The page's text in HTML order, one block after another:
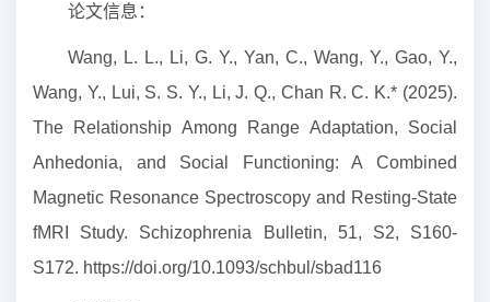
论文信息：
Wang, L. L., Li, G. Y., Yan, C., Wang, Y., Gao, Y.,
Wang, Y., Lui, S. S. Y., Li, J. Q., Chan R. C. K.* (2025).
The Relationship Among Range Adaptation, Social
Anhedonia, and Social Functioning: A Combined
Magnetic Resonance Spectroscopy and Resting-State
fMRI Study. Schizophrenia Bulletin, 51, S2, S160-
S172. https://doi.org/10.1093/schbul/sbad116